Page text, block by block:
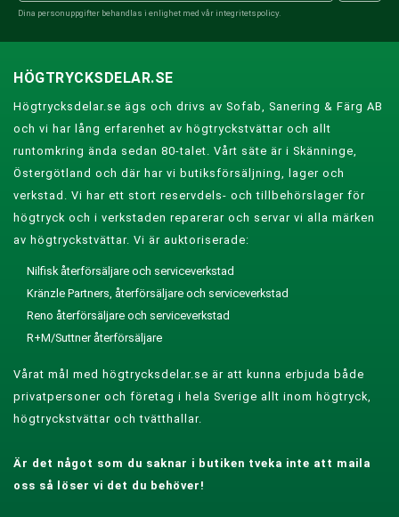
Dina personuppgifter behandlas i enlighet med vår integritetspolicy.
HÖGTRYCKSDELAR.SE
Högtrycksdelar.se ägs och drivs av Sofab, Sanering & Färg AB
och vi har lång erfarenhet av högtryckstvättar och allt
runtomkring ända sedan 80-talet. Vårt säte är i Skänninge,
Östergötland och där har vi butiksförsäljning, lager och
verkstad. Vi har ett stort reservdels- och tillbehörslager för
högtryck och i verkstaden reparerar och servar vi alla märken
av högtryckstvättar. Vi är auktoriserade:
Nilfisk återförsäljare och serviceverkstad
Kränzle Partners, återförsäljare och serviceverkstad
Reno återförsäljare och serviceverkstad
R+M/Suttner återförsäljare
Vårat mål med högtrycksdelar.se är att kunna erbjuda både
privatpersoner och företag i hela Sverige allt inom högtryck,
högtryckstvättar och tvätthallar.
Är det något som du saknar i butiken tveka inte att maila
oss så löser vi det du behöver!